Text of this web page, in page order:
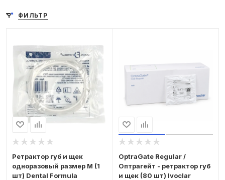
ФИЛЬТР
Ретрактор губ и щек
одноразовый размер М (1
шт) Dental Formula
OptraGate Regular /
Оптрагейт - ретрактор губ
и щек (80 шт) Ivoclar